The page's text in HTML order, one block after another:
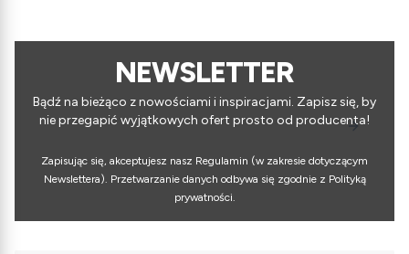
NEWSLETTER
Bądź na bieżąco z nowościami i inspiracjami. Zapisz się, by
nie przegapić wyjątkowych ofert prosto od producenta!
Zapisując się, akceptujesz nasz Regulamin (w zakresie dotyczącym
Newslettera). Przetwarzanie danych odbywa się zgodnie z Polityką
prywatności.